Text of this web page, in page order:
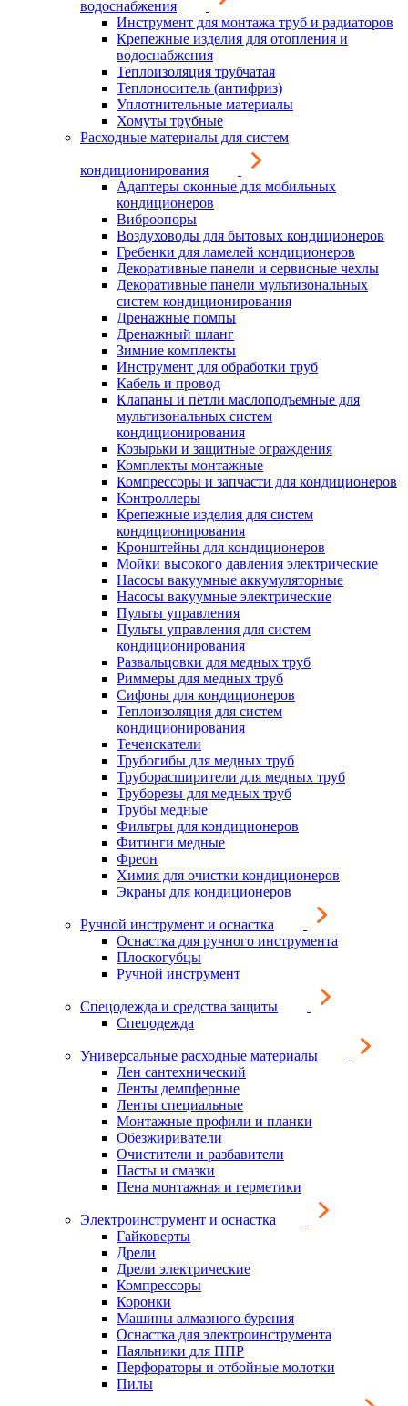
водоснабжения
Инструмент для монтажа труб и радиаторов
Крепежные изделия для отопления и
водоснабжения
Теплоизоляция трубчатая
Теплоноситель (антифриз)
Уплотнительные материалы
Хомуты трубные
Расходные материалы для систем
кондиционирования
Адаптеры оконные для мобильных
кондиционеров
Виброопоры
Воздуховоды для бытовых кондиционеров
Гребенки для ламелей кондиционеров
Декоративные панели и сервисные чехлы
Декоративные панели мультизональных
систем кондиционирования
Дренажные помпы
Дренажный шланг
Зимние комплекты
Инструмент для обработки труб
Кабель и провод
Клапаны и петли маслоподъемные для
мультизональных систем
кондиционирования
Козырьки и защитные ограждения
Комплекты монтажные
Компрессоры и запчасти для кондиционеров
Контроллеры
Крепежные изделия для систем
кондиционирования
Кронштейны для кондиционеров
Мойки высокого давления электрические
Насосы вакуумные аккумуляторные
Насосы вакуумные электрические
Пульты управления
Пульты управления для систем
кондиционирования
Развальцовки для медных труб
Риммеры для медных труб
Сифоны для кондиционеров
Теплоизоляция для систем
кондиционирования
Течеискатели
Трубогибы для медных труб
Труборасширители для медных труб
Труборезы для медных труб
Трубы медные
Фильтры для кондиционеров
Фитинги медные
Фреон
Химия для очистки кондиционеров
Экраны для кондиционеров
Ручной инструмент и оснастка
Оснастка для ручного инструмента
Плоскогубцы
Ручной инструмент
Спецодежда и средства защиты
Спецодежда
Универсальные расходные материалы
Лен сантехнический
Ленты демпферные
Ленты специальные
Монтажные профили и планки
Обезжириватели
Очистители и разбавители
Пасты и смазки
Пена монтажная и герметики
Электроинструмент и оснастка
Гайковерты
Дрели
Дрели электрические
Компрессоры
Коронки
Машины алмазного бурения
Оснастка для электроинструмента
Паяльники для ППР
Перфораторы и отбойные молотки
Пилы